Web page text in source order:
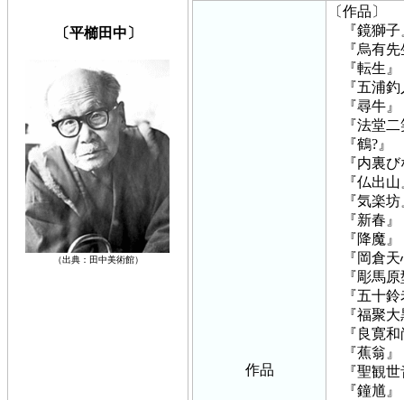
〔平櫛田中〕
（出典：田中美術館）
作品
〔作品〕
『鏡獅子
『烏有先
『転生』
『五浦釣
『尋牛』
『法堂二
『鶴?』
『内裏び
『仏出山
『気楽坊
『新春』
『降魔』
『岡倉天
『彫馬原
『五十鈴
『福聚大
『良寛和
『蕉翁』
『聖観世
『鐘馗』